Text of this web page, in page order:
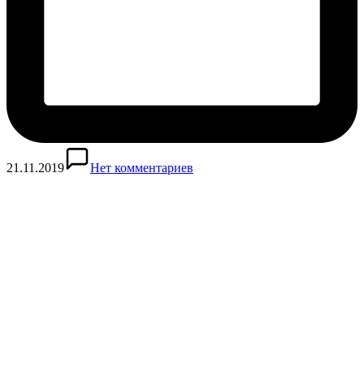
21.11.2019 Нет комментариев